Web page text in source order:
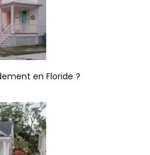
en Floride ?